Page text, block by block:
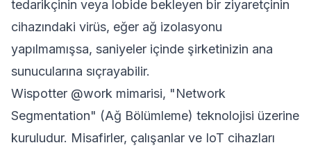
tedarikçinin veya lobide bekleyen bir ziyaretçinin
cihazındaki virüs, eğer ağ izolasyonu
yapılmamışsa, saniyeler içinde şirketinizin ana
sunucularına sıçrayabilir.
Wispotter @work mimarisi, "Network
Segmentation" (Ağ Bölümleme) teknolojisi üzerine
kuruludur. Misafirler, çalışanlar ve IoT cihazları